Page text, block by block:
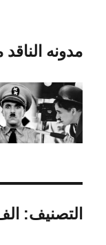
مدونه
التصنيف: